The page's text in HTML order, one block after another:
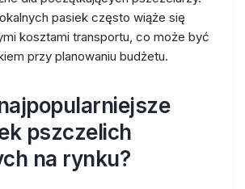
pasiek często wiąże się
kosztami transportu, co może być
przy planowaniu budżetu.
pszczelich
na rynku?